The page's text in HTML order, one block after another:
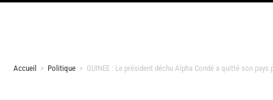
Accueil > Politique > GUINEE : Le président déchu Alpha Condé a quitté son